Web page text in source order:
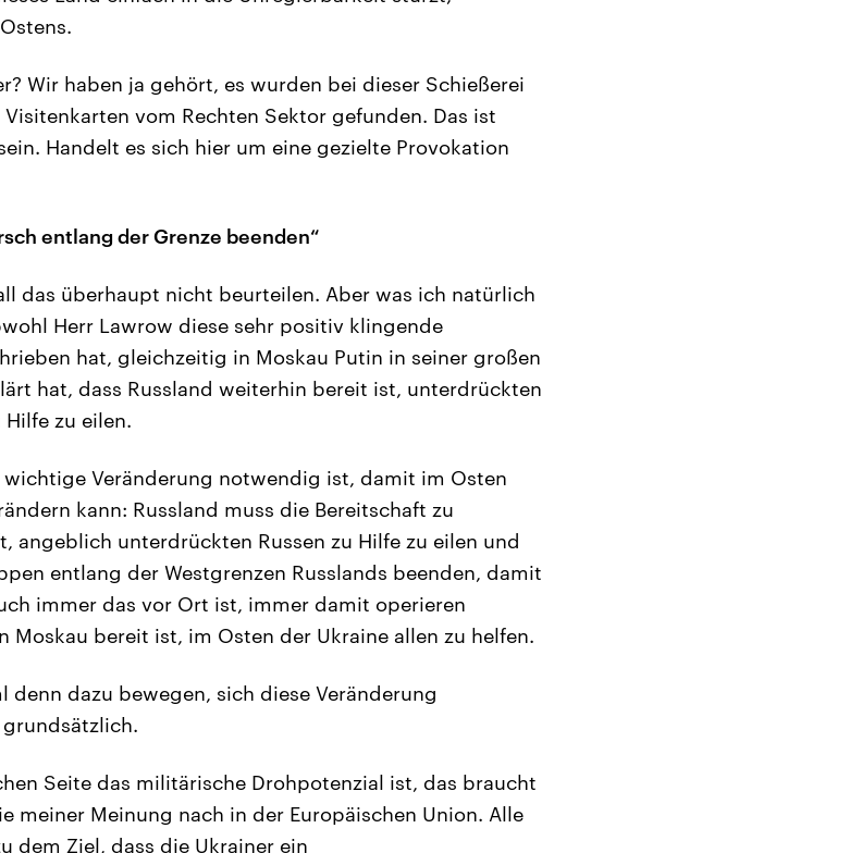
Wir haben ja gehört, es wurden bei dieser Schießerei
vom Rechten Sektor gefunden. Das ist
Handelt es sich hier um eine gezielte Provokation
entlang der Grenze beenden“
das überhaupt nicht beurteilen. Aber was ich natürlich
Herr Lawrow diese sehr positiv klingende
hat, gleichzeitig in Moskau Putin in seiner großen
hat, dass Russland weiterhin bereit ist, unterdrückten
Hilfe zu eilen.
wichtige Veränderung notwendig ist, damit im Osten
kann: Russland muss die Bereitschaft zu
angeblich unterdrückten Russen zu Hilfe zu eilen und
entlang der Westgrenzen Russlands beenden, damit
immer das vor Ort ist, immer damit operieren
Moskau bereit ist, im Osten der Ukraine allen zu helfen.
denn dazu bewegen, sich diese Veränderung
grundsätzlich.
Seite das militärische Drohpotenzial ist, das braucht
meiner Meinung nach in der Europäischen Union. Alle
dem Ziel, dass die Ukrainer ein